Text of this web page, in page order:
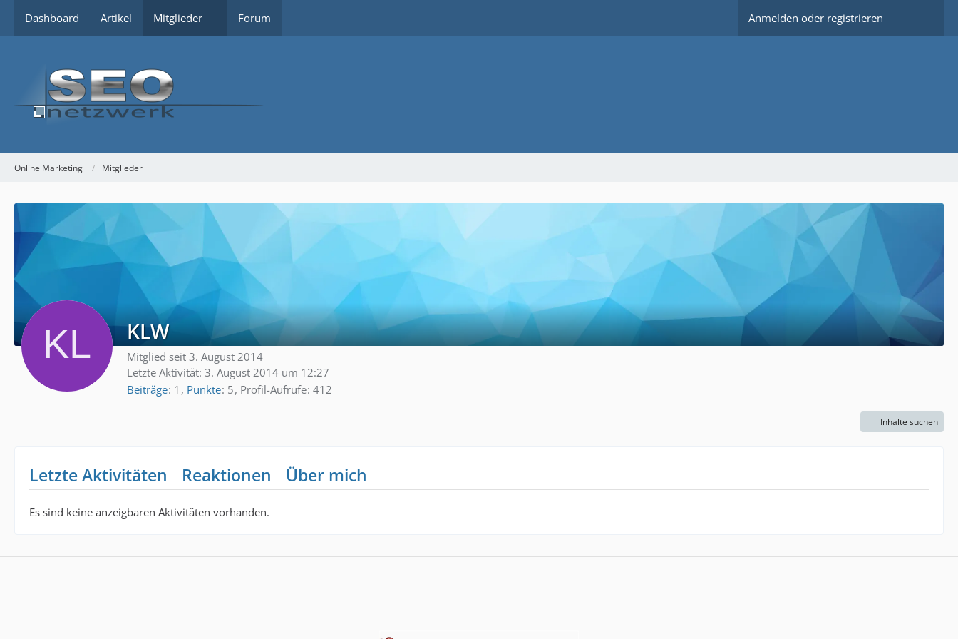
Dashboard Artikel Mitglieder Forum Anmelden oder registrieren
Online Marketing Mitglieder
KLW
Mitglied seit 3. August 2014
Letzte Aktivität: 3. August 2014 um 12:27
Beiträge 1 Punkte 5 Profil-Aufrufe 412
Inhalte suchen
Letzte Aktivitäten Reaktionen Über mich
Es sind keine anzeigbaren Aktivitäten vorhanden.